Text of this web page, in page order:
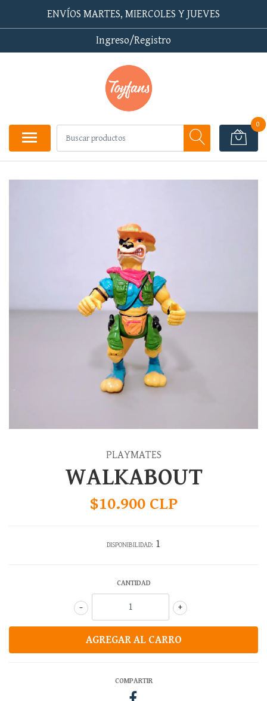
ENVÍOS MARTES, MIERCOLES Y JUEVES
Ingreso/Registro
0
PLAYMATES
WALKABOUT
$10.900 CLP
DISPONIBILIDAD: 1
CANTIDAD
+
-
COMPARTIR